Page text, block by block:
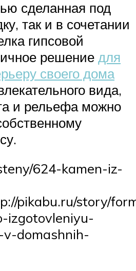
сделанная под
так и в сочетании
гипсовой
решение для
своего дома
вида,
и рельефа можно
624-kamen-iz-
pikabu.ru/story/
izgotovleniyu-
domashnih-